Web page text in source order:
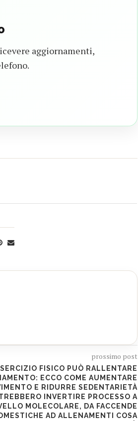
aggiornamenti,
prossimo post
FISICO PUÒ RALLENTARE
ECCO COME AUMENTARE
E RIDURRE SEDENTARIETÀ
INVERTIRE PROCESSO A
MOLECOLARE, DA FACCENDE
AD ALLENAMENTI COSA